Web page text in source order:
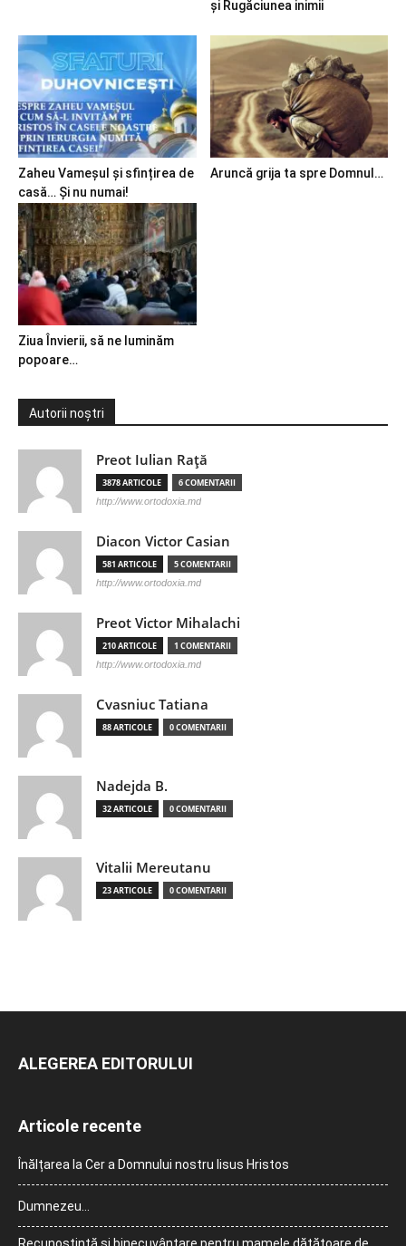
și Rugăciunea inimii
Zaheu Vameșul și sfințirea de
casă… Și nu numai!
Aruncă grija ta spre Domnul…
Ziua Învierii, să ne luminăm
popoare…
Autorii noștri
Preot Iulian Raţă
3878 ARTICOLE 6 COMENTARII
http://www.ortodoxia.md
Diacon Victor Casian
581 ARTICOLE 5 COMENTARII
http://www.ortodoxia.md
Preot Victor Mihalachi
210 ARTICOLE 1 COMENTARII
http://www.ortodoxia.md
Cvasniuc Tatiana
88 ARTICOLE 0 COMENTARII
Nadejda B.
32 ARTICOLE 0 COMENTARII
Vitalii Mereutanu
23 ARTICOLE 0 COMENTARII
ALEGEREA EDITORULUI
Articole recente
Înălțarea la Cer a Domnului nostru Iisus Hristos
Dumnezeu…